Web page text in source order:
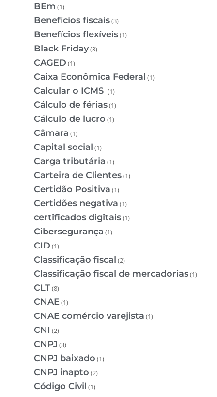
BEm (1)
Benefícios fiscais(3)
Benefícios flexíveis(1)
Black Friday(3)
CAGED (1)
Caixa Econômica Federal (1)
Calcular o ICMS (1)
Cálculo de férias(1)
Cálculo de lucro (1)
Câmara (1)
Capital social (1)
Carga tributária (1)
Carteira de Clientes(1)
Certidão Positiva (1)
Certidões negativa (1)
certificados digitais(1)
Cibersegurança (1)
CID (1)
Classificação fiscal (2)
Classificação fiscal de mercadorias(1)
CLT(8)
CNAE(1)
CNAE comércio varejista (1)
CNI (2)
CNPJ (3)
CNPJ baixado (1)
CNPJ inapto (2)
Código Civil (1)